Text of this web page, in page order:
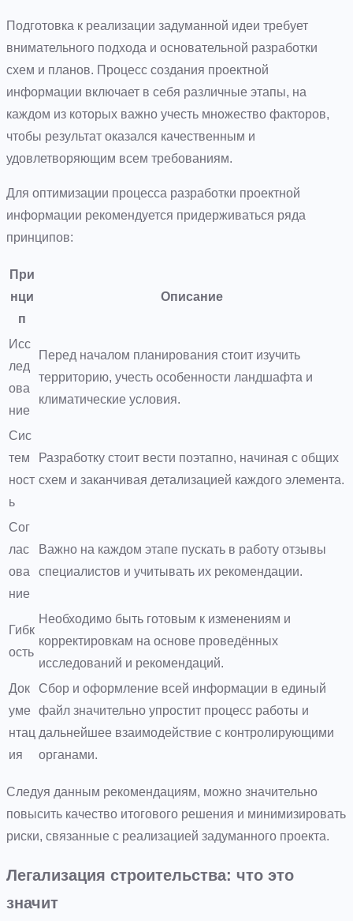
Подготовка к реализации задуманной идеи требует
внимательного подхода и основательной разработки
схем и планов. Процесс создания проектной
информации включает в себя различные этапы, на
каждом из которых важно учесть множество факторов,
чтобы результат оказался качественным и
удовлетворяющим всем требованиям.
Для оптимизации процесса разработки проектной
информации рекомендуется придерживаться ряда
принципов:
При
нци
п
Описание
Исс
лед
ова
ние
Перед началом планирования стоит изучить
территорию, учесть особенности ландшафта и
климатические условия.
Сис
тем
ност
ь
Разработку стоит вести поэтапно, начиная с общих
схем и заканчивая детализацией каждого элемента.
Сог
лас
ова
ние
Важно на каждом этапе пускать в работу отзывы
специалистов и учитывать их рекомендации.
Гибк
ость
Необходимо быть готовым к изменениям и
корректировкам на основе проведённых
исследований и рекомендаций.
Док
уме
нтац
ия
Сбор и оформление всей информации в единый
файл значительно упростит процесс работы и
дальнейшее взаимодействие с контролирующими
органами.
Следуя данным рекомендациям, можно значительно
повысить качество итогового решения и минимизировать
риски, связанные с реализацией задуманного проекта.
Легализация строительства: что это
значит